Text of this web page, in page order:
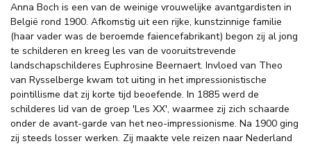
Anna Boch is een van de weinige vrouwelijke avantgardisten in
België rond 1900. Afkomstig uit een rijke, kunstzinnige familie
(haar vader was de beroemde faiencefabrikant) begon zij al jong
te schilderen en kreeg les van de vooruitstrevende
landschapschilderes Euphrosine Beernaert. Invloed van Theo
van Rysselberge kwam tot uiting in het impressionistische
pointillisme dat zij korte tijd beoefende. In 1885 werd de
schilderes lid van de groep 'Les XX', waarmee zij zich schaarde
onder de avant-garde van het neo-impressionisme. Na 1900 ging
zij steeds losser werken. Zij maakte vele reizen naar Nederland